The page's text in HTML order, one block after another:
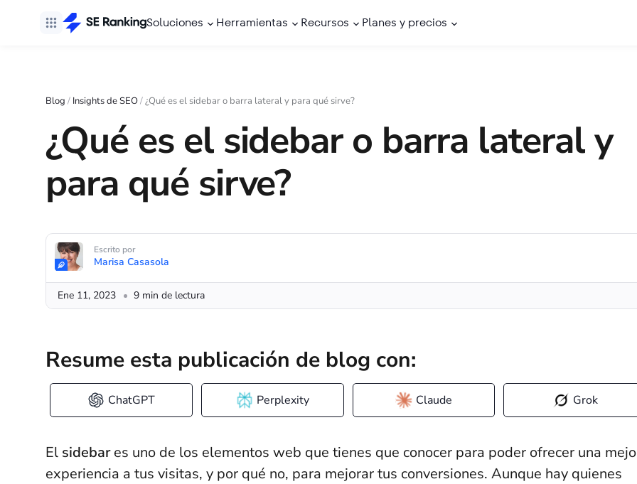
Soluciones Herramientas Recursos Planes y precios
Blog / Insights de SEO/¿Qué es el sidebar o barra lateral y para qué sirve?
¿Qué es el sidebar o barra lateral y
para qué sirve?
Escrito por
Marisa Casasola
Ene 11, 2023 9 min de lectura
Resume esta publicación de blog con:
ChatGPT Perplexity Claude Grok
El sidebares uno de los elementos web que tienes que conocer para poder ofrecer una
experiencia a tus visitas, y por qué no, para mejorar tus conversiones. Aunque hay quienes